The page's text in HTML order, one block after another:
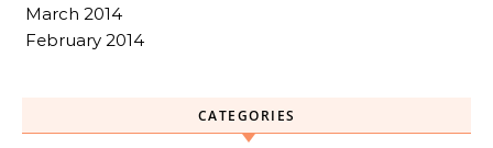
March 2014
February 2014
CATEGORIES